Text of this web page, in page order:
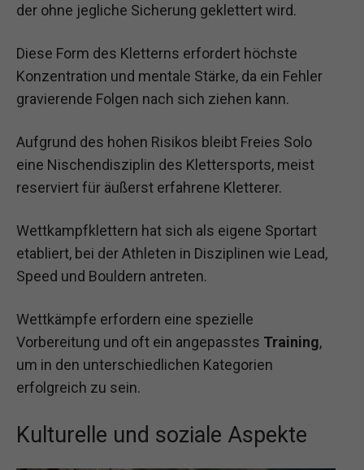
der ohne jegliche Sicherung geklettert wird.
Diese Form des Kletterns erfordert höchste
Konzentration und mentale Stärke, da ein Fehler
gravierende Folgen nach sich ziehen kann.
Aufgrund des hohen Risikos bleibt Freies Solo
eine Nischendisziplin des Klettersports, meist
reserviert für äußerst erfahrene Kletterer.
Wettkampfklettern hat sich als eigene Sportart
etabliert, bei der Athleten in Disziplinen wie Lead,
Speed und Bouldern antreten.
Wettkämpfe erfordern eine spezielle
Vorbereitung und oft ein angepasstes Training,
um in den unterschiedlichen Kategorien
erfolgreich zu sein.
Kulturelle und soziale Aspekte